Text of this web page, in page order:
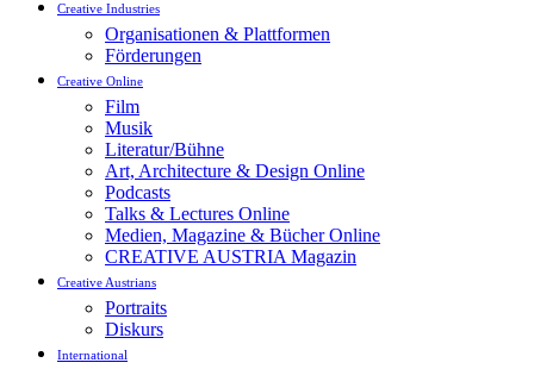
Creative Industries
Organisationen & Plattformen
Förderungen
Creative Online
Film
Musik
Literatur/Bühne
Art, Architecture & Design Online
Podcasts
Talks & Lectures Online
Medien, Magazine & Bücher Online
CREATIVE AUSTRIA Magazin
Creative Austrians
Portraits
Diskurs
International